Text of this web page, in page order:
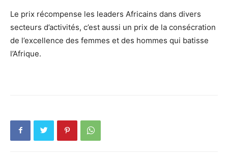
Le prix récompense les leaders Africains dans divers
secteurs d’activités, c’est aussi un prix de la consécration
de l’excellence des femmes et des hommes qui batisse
l’Afrique.